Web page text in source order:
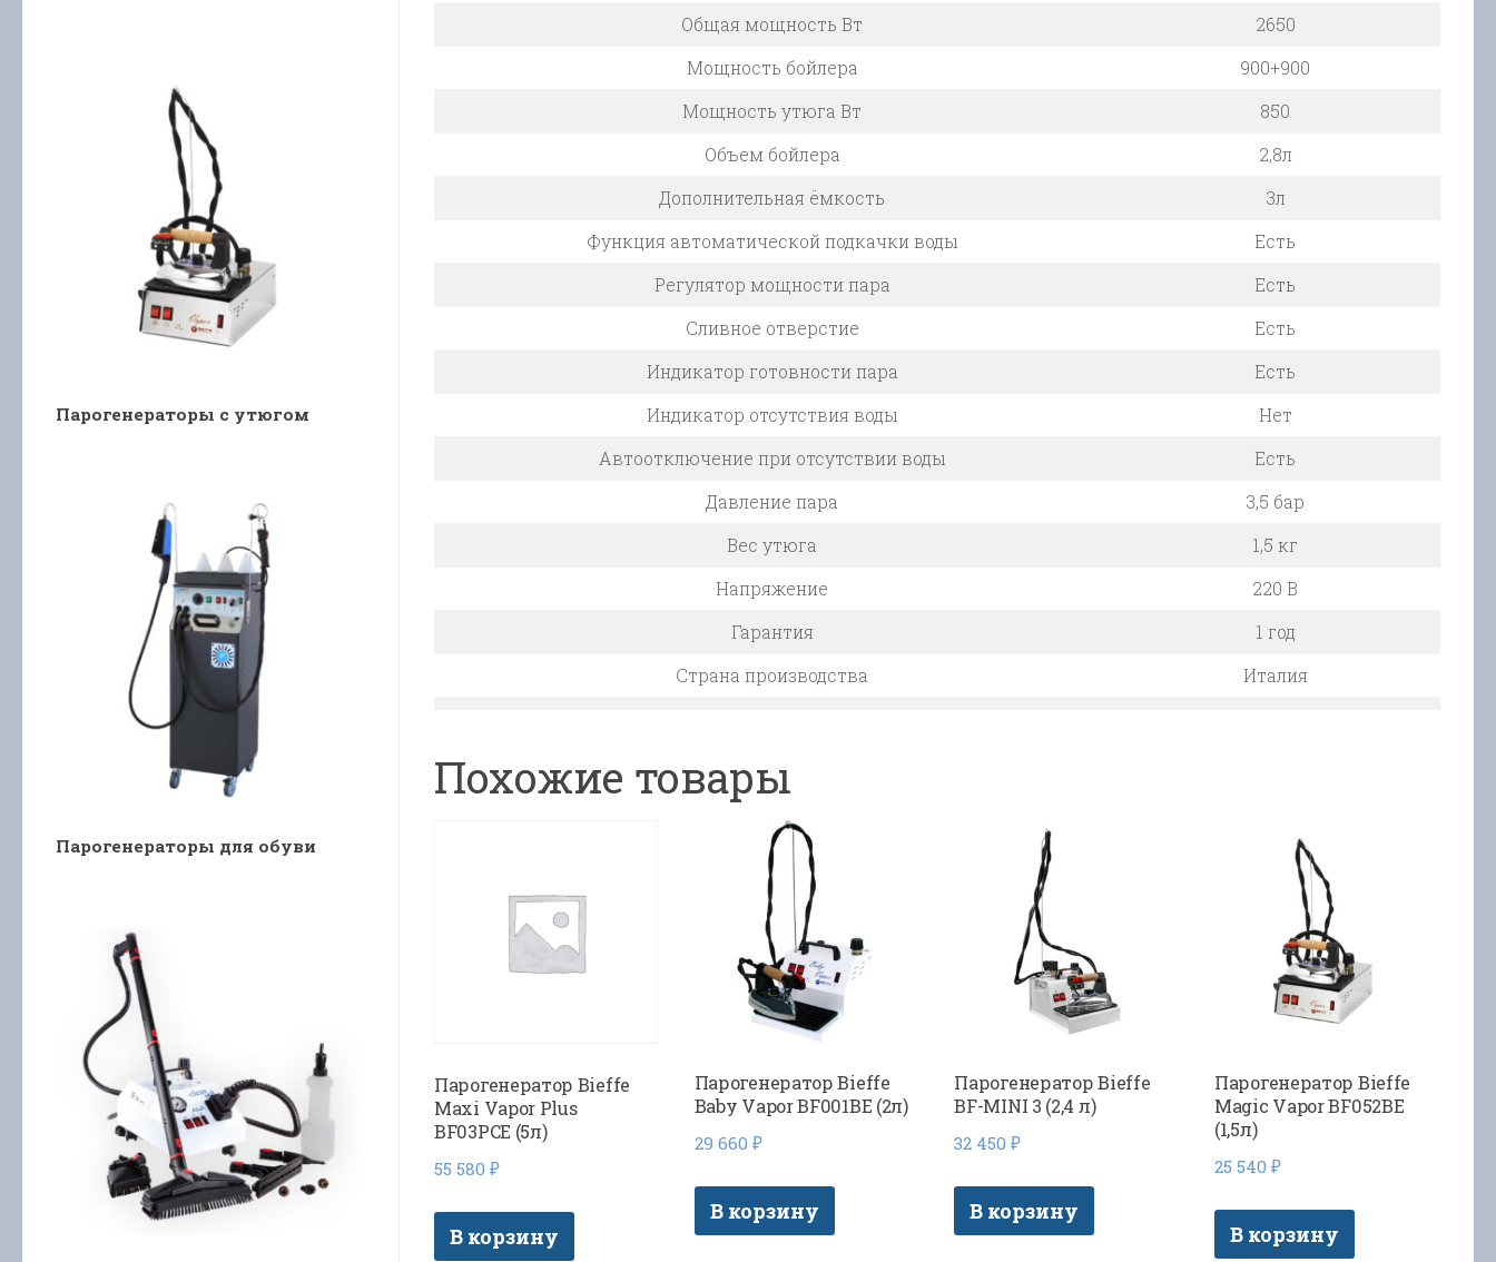
Общая мощность Вт
2650
Мощность бойлера
900+900
Мощность утюга Вт
850
Объем бойлера
2,8л
Дополнительная ёмкость
3л
Функция автоматической подкачки воды
Есть
Регулятор мощности пара
Есть
Сливное отверстие
Есть
Индикатор готовности пара
Есть
Индикатор отсутствия воды
Нет
Автоотключение при отсутствии воды
Есть
Давление пара
3,5 бар
Вес утюга
1,5 кг
Напряжение
220 В
Гарантия
1 год
Страна производства
Италия
Похожие товары
Парогенератор Bieffe
Maxi Vapor Plus
BF03PCE (5л)
55 580 ₽
В корзину
Парогенератор Bieffe
Baby Vapor BF001BE (2л)
29 660 ₽
В корзину
Парогенератор Bieffe
BF-MINI 3 (2,4 л)
32 450₽
В корзину
Парогенератор Bieffe
Magic Vapor BF052BE
(1,5л)
25 540₽
В корзину
Парогенераторы с утюгом
Парогенераторы для обуви